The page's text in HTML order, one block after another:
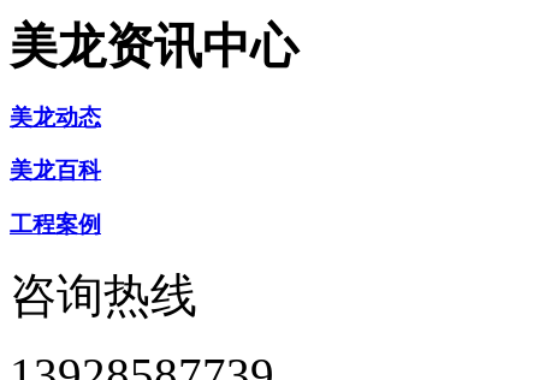
美龙资讯中心
美龙动态
美龙百科
工程案例
咨询热线